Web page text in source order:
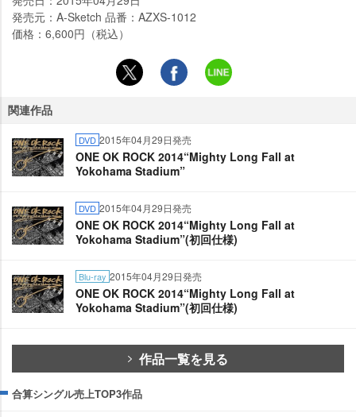
発売元：A-Sketch 品番：AZXS-1012
価格：6,600円（税込）
関連作品
DVD 2015年04月29日発売
ONE OK ROCK 2014“Mighty Long Fall at
Yokohama Stadium”
DVD 2015年04月29日発売
ONE OK ROCK 2014“Mighty Long Fall at
Yokohama Stadium”(初回仕様)
Blu-ray 2015年04月29日発売
ONE OK ROCK 2014“Mighty Long Fall at
Yokohama Stadium”(初回仕様)
作品一覧を見る
合算シングル売上TOP3作品